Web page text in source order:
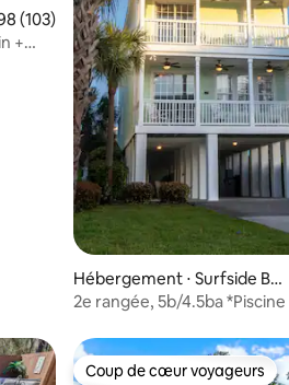
moyenne sur la base de 103
(103)
+
Hébergement ⋅ Surfside Bea
ch
2e rangée, 5b/4.5ba
appréciés Coup de cœur voyageurs
Coup de cœur voyageurs